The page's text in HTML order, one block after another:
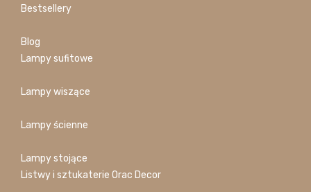
Bestsellery
Blog
Lampy sufitowe
Lampy wiszące
Lampy ścienne
Lampy stojące
Listwy i sztukaterie Orac Decor